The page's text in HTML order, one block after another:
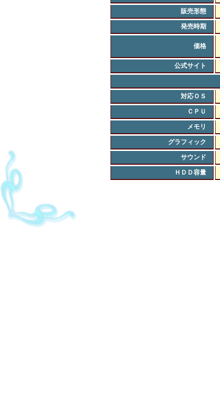
販売形態
発売時期
価格
公式サイト
対応ＯＳ
ＣＰＵ
メモリ
グラフィック
サウンド
ＨＤＤ容量